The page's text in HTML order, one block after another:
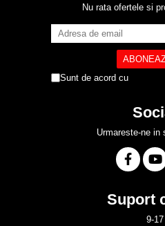
Nu rata ofertele si
Sunt de acord cu
Urmareste-ne in
Suport
9-17